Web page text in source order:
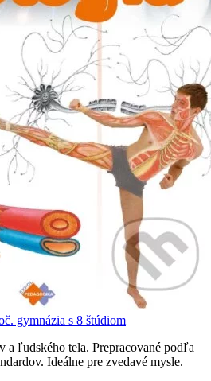
gymnázia s 8 štúdiom
a ľudského tela. Prepracované podľa
Ideálne pre zvedavé mysle.